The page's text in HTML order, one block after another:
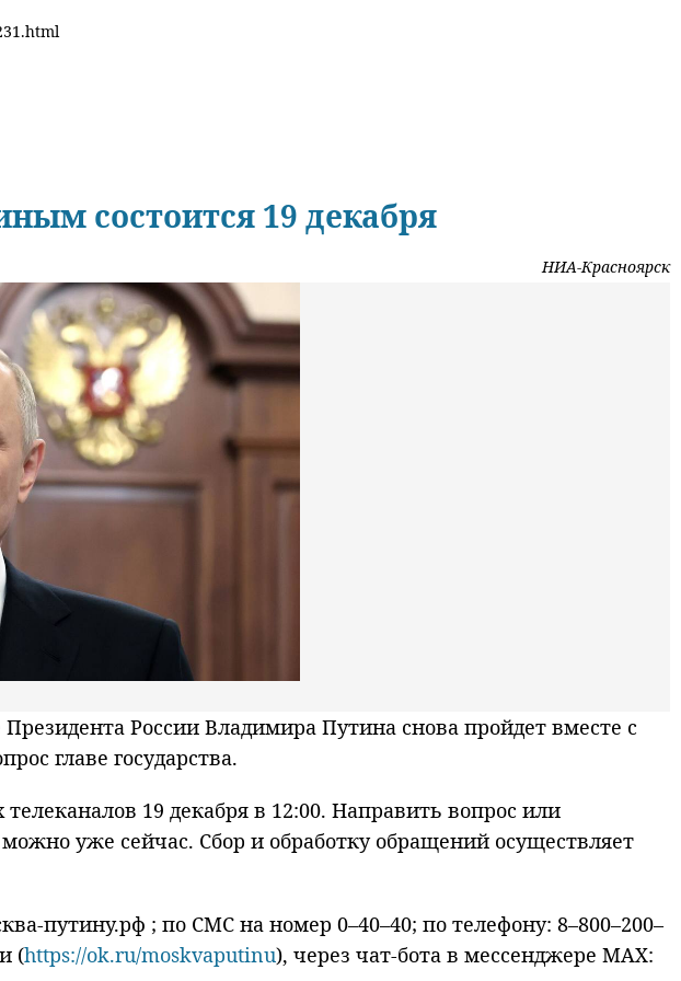
состоится 19 декабря
НИА-Красноярск
России Владимира Путина снова пройдет вместе с
главе государства.
19 декабря в 12:00. Направить вопрос или
уже сейчас. Сбор и обработку обращений осуществляет
путину.рф ; по СМС на номер 0–40–40; по телефону: 8–800–200–
(https://ok.ru/moskvaputinu), через чат-бота в мессенджере MAX: